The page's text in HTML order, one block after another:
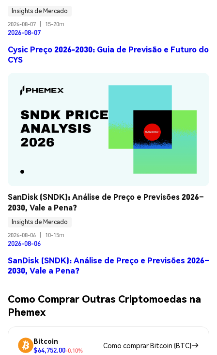
Insights de Mercado
2026-08-07
15-20m
2026-08-07
Cysic Preço 2026-2030: Guia de Previsão e Futuro do
CYS
SanDisk (SNDK): Análise de Preço e Previsões 2026–
2030, Vale a Pena?
Insights de Mercado
2026-08-06
10-15m
2026-08-06
SanDisk (SNDK): Análise de Preço e Previsões 2026–
2030, Vale a Pena?
Como Comprar Outras Criptomoedas na
Phemex
Bitcoin
$64,752.00-0.10%
Como comprar Bitcoin (BTC)